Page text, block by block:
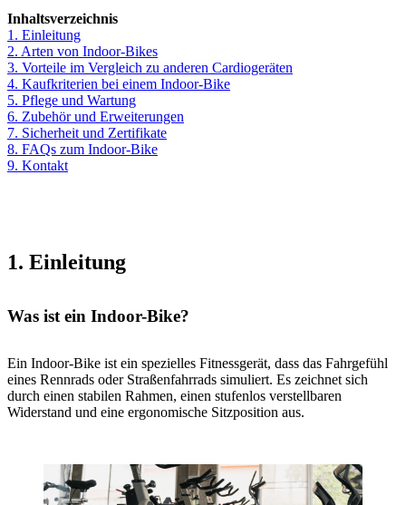
Inhaltsverzeichnis
1. Einleitung
2. Arten von Indoor-Bikes
3. Vorteile im Vergleich zu anderen Cardiogeräten
4. Kaufkriterien bei einem Indoor-Bike
5. Pflege und Wartung
6. Zubehör und Erweiterungen
7. Sicherheit und Zertifikate
8. FAQs zum Indoor-Bike
9. Kontakt
1. Einleitung
Was ist ein Indoor-Bike?
Ein Indoor-Bike ist ein spezielles Fitnessgerät, dass das Fahrgefühl
eines Rennrads oder Straßenfahrrads simuliert. Es zeichnet sich
durch einen stabilen Rahmen, einen stufenlos verstellbaren
Widerstand und eine ergonomische Sitzposition aus.